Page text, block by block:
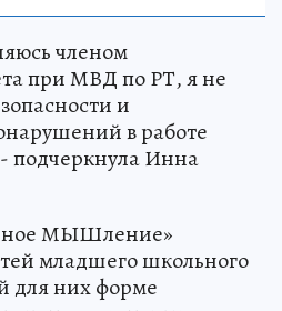
членом
при МВД по РТ, я не
и
в работе
- подчеркнула Инна
МЫШление»
младшего школьного
для них форме